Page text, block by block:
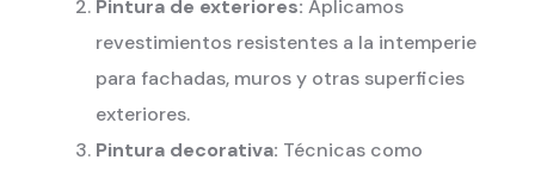
Pintura de exteriores: Aplicamos
revestimientos resistentes a la intemperie
para fachadas, muros y otras superficies
exteriores.
Pintura decorativa: Técnicas como